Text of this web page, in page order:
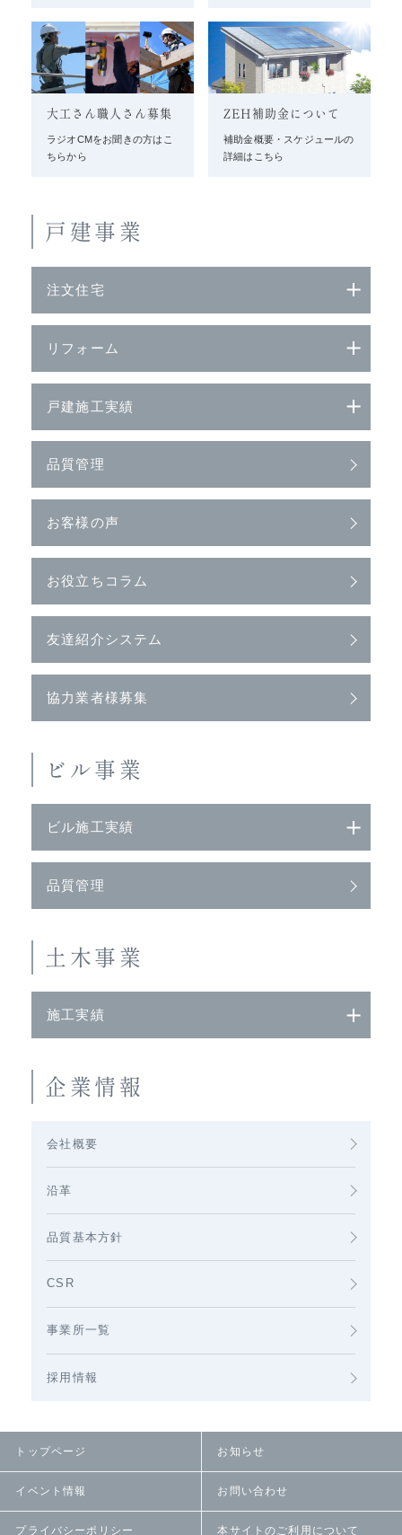
大工さん職人さん募集
ラジオCMをお聞きの方はこ
ちらから
ZEH補助金について
補助金概要・スケジュールの
詳細はこちら
戸建事業
注文住宅
リフォーム
戸建施工実績
品質管理
お客様の声
お役立ちコラム
友達紹介システム
協力業者様募集
ビル事業
ビル施工実績
品質管理
土木事業
施工実績
企業情報
会社概要
沿革
品質基本方針
CSR
事業所一覧
採用情報
トップページ お知らせ
イベント情報 お問い合わせ
プライバシーポリシー 本サイトのご利用について